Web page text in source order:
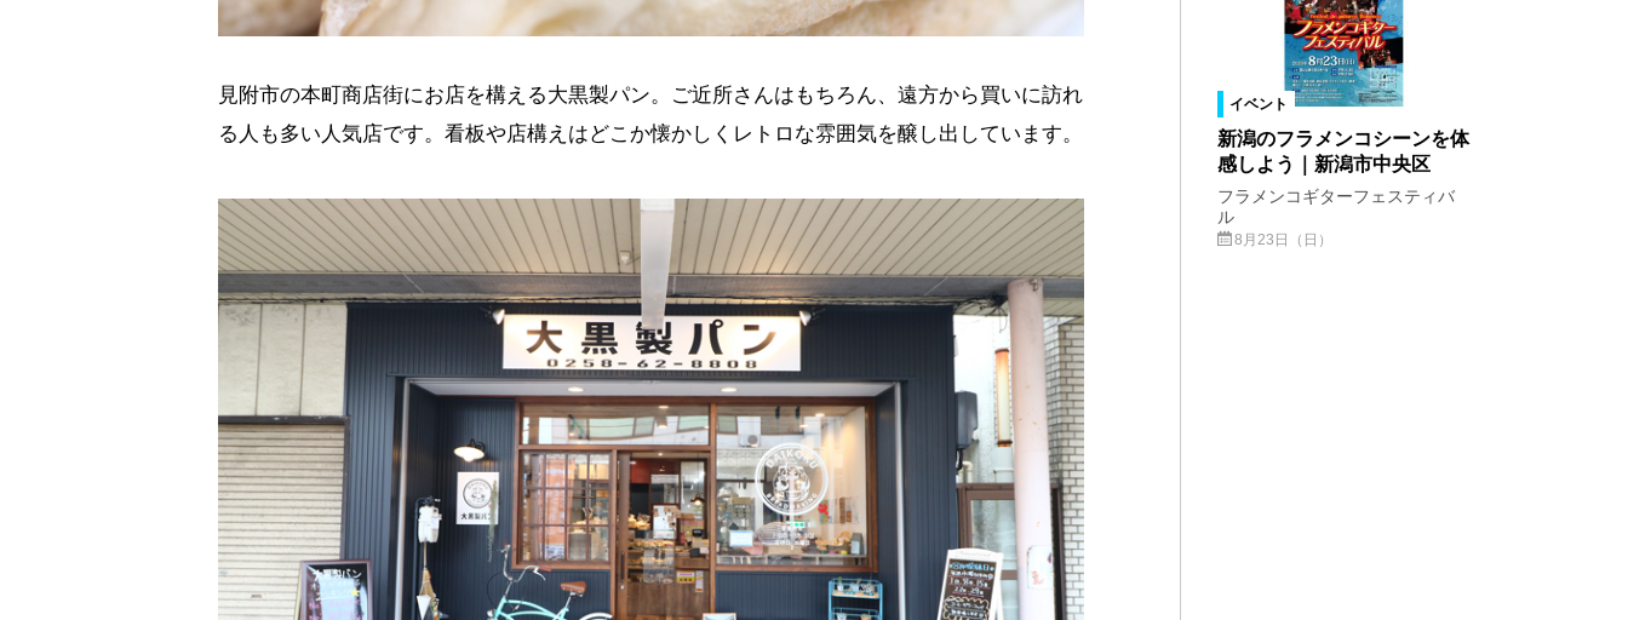
見附市の本町商店街にお店を構える大黒製パン。ご近所さんはもちろん、遠方から買いに訪れ
る人も多い人気店です。看板や店構えはどこか懐かしくレトロな雰囲気を醸し出しています。
イベント
新潟のフラメンコシーンを体
感しよう｜新潟市中央区
フラメンコギターフェスティバ
ル
8月23日（日）